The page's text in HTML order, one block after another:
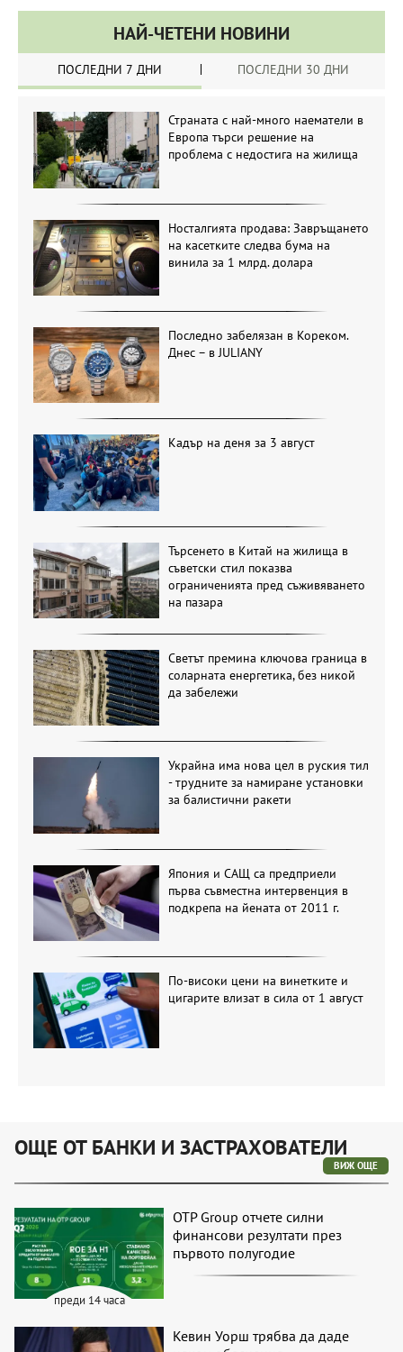
НАЙ-ЧЕТЕНИ НОВИНИ
ПОСЛЕДНИ 7 ДНИ ПОСЛЕДНИ 30 ДНИ
Страната с най-много наематели в
Европа търси решение на
проблема с недостига на жилища
Носталгията продава: Завръщането
на касетките следва бума на
винила за 1 млрд. долара
Последно забелязан в Кореком.
Днес – в JULIANY
Кадър на деня за 3 август
Търсенето в Китай на жилища в
съветски стил показва
ограниченията пред съживяването
на пазара
Светът премина ключова граница в
соларната енергетика, без никой
да забележи
Украйна има нова цел в руския тил
- трудните за намиране установки
за балистични ракети
Япония и САЩ са предприели
първа съвместна интервенция в
подкрепа на йената от 2011 г.
По-високи цени на винетките и
цигарите влизат в сила от 1 август
ОЩЕ ОТ БАНКИ И ЗАСТРАХОВАТЕЛИ
ВИЖ ОЩЕ
преди 14 часа
OTP Group отчете силни
финансови резултати през
първото полугодие
Кевин Уорш трябва да даде